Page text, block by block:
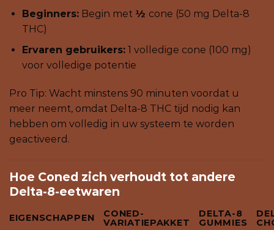
Beginners:Begin met ½ cone (50 mg Delta-8
THC)
Ervaren gebruikers:1 volledige cone (100 mg)
voor volledige potentie
Pro Tip: Wacht minstens 90 minuten voordat u
meer neemt, omdat Delta-8 THC tijd nodig kan
hebben om volledig in uw systeem te worden
geactiveerd.
Hoe Coned zich verhoudt tot andere
Delta-8-eetwaren
EIGENSCHAPPEN
CONED-
VARIATIEPAKKET
DELTA-8
GUMMIES